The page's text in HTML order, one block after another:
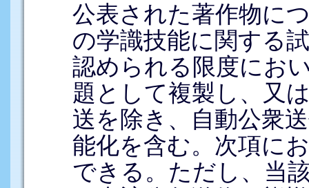
公表された著作物に
の学識技能に関する
認められる限度にお
題として複製し、又
送を除き、自動公衆
能化を含む。次項に
できる。ただし、当